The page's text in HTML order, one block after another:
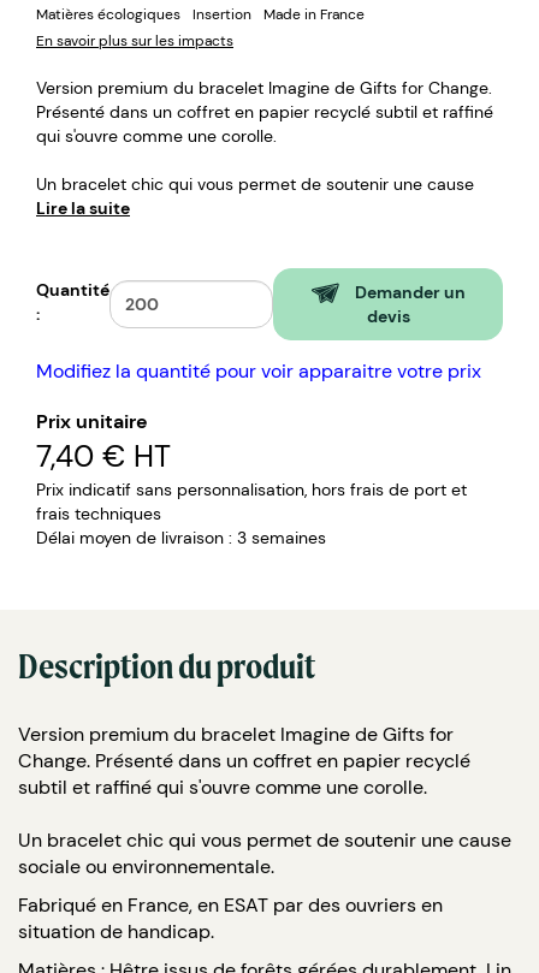
Matières écologiques Insertion
Made in France
En savoir plus sur les impacts
Version premium du bracelet Imagine de Gifts for Change.
Présenté dans un coffret en papier recyclé subtil et raffiné
qui s'ouvre comme une corolle.
Un bracelet chic qui vous permet de soutenir une cause
sociale ou environnementale.
Matières : Hêtre issus de forêts gérées durablement, Lin
100% européen tressé en France par une Entreprise du
de forêts écogérées.
Personnalisation : Gravure laser recto du produit,
Lire la suite
Quantité
:
Demander un
devis
Modifiez la quantité pour voir apparaitre votre prix
Prix unitaire
7,40 € HT
Prix indicatif sans personnalisation, hors frais de port et
frais techniques
Délai moyen de livraison : 3 semaines
Description du produit
Version premium du bracelet Imagine de Gifts for
Change. Présenté dans un coffret en papier recyclé
subtil et raffiné qui s'ouvre comme une corolle.
Un bracelet chic qui vous permet de soutenir une cause
sociale ou environnementale.
Fabriqué en France, en ESAT par des ouvriers en
situation de handicap.